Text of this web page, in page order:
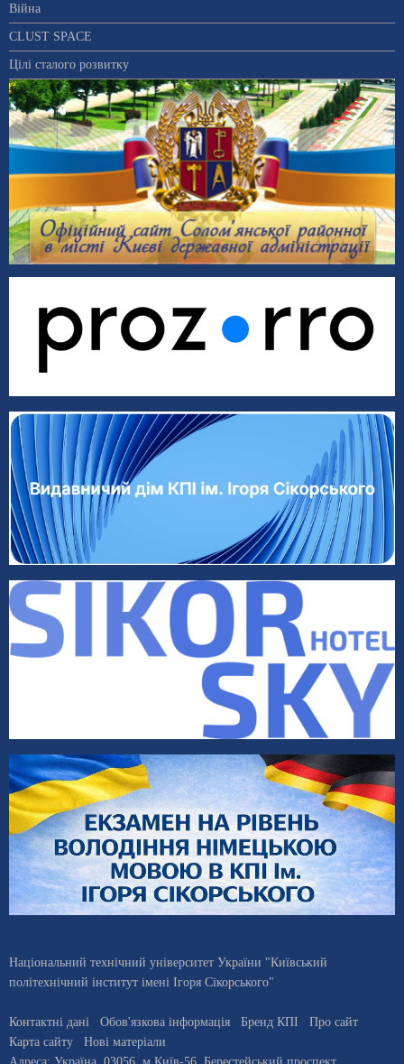
Війна
CLUST SPACE
Цілі сталого розвитку
Національний технічний університет України "Київський
політехнічний інститут імені Ігоря Сікорського"
Контактні дані Обов'язкова інформація Бренд КПІ
Про сайт
Карта сайту
Нові матеріали